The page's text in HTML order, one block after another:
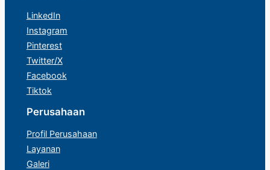
LinkedIn
Instagram
Pinterest
Twitter/X
Facebook
Tiktok
Perusahaan
Profil Perusahaan
Layanan
Galeri